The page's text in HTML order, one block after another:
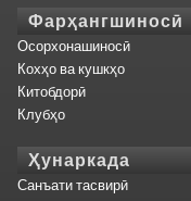
Фарҳангшиносӣ
Осорхонашиносӣ
Кохҳо ва кушкҳо
Китобдорӣ
Клубҳо
Ҳунаркада
Санъати тасвирӣ